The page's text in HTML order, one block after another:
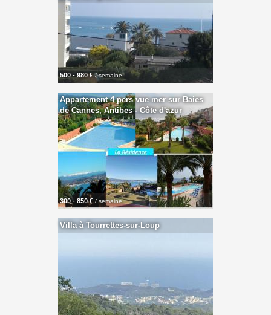
500 - 980 €/ semaine
Appartement 4 pers vue mer sur Baies
de Cannes, Antibes - Côte d'azur
300 - 850 € / semaine
Villa à Tourrettes-sur-Loup